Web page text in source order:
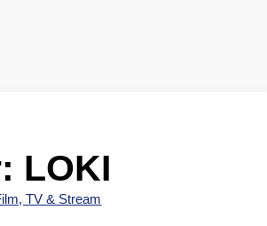
LOKI
TV & Stream